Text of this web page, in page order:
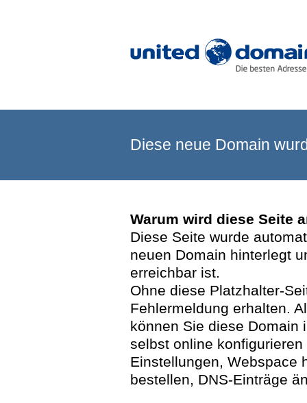
Diese neue Domain
Warum wird diese Seite
Diese Seite wurde
neuen Domain hinterlegt
erreichbar ist.
Ohne diese Platzhalter-
Fehlermeldung erhalten.
können Sie diese Domain
selbst online
Einstellungen, Webspace
bestellen, DNS-Einträge